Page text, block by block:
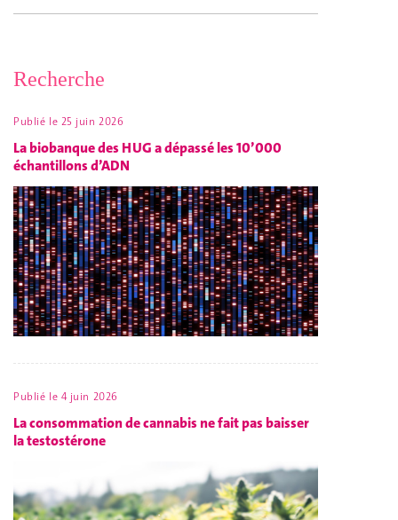
Recherche
Publié le 25 juin 2026
La biobanque des HUG a dépassé les 10’000
échantillons d’ADN
Publié le 4 juin 2026
La consommation de cannabis ne fait pas baisser
la testostérone